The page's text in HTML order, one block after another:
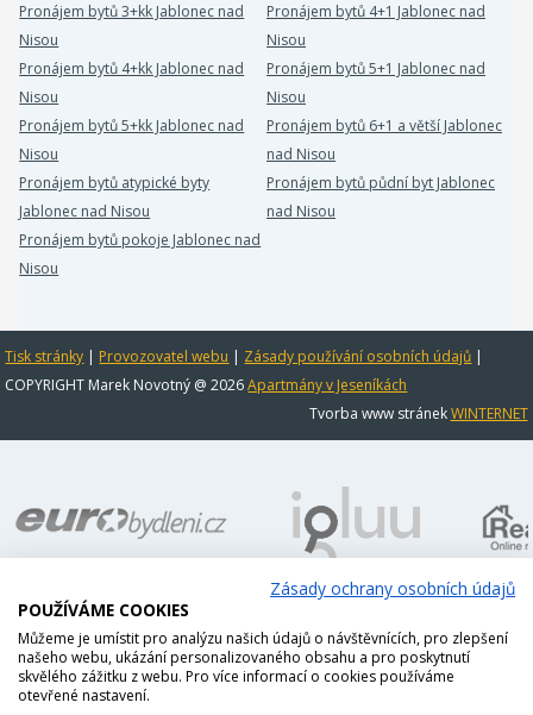
Pronájem bytů 3+kk Jablonec nad
Nisou
Pronájem bytů 4+1 Jablonec nad
Nisou
Pronájem bytů 4+kk Jablonec nad
Nisou
Pronájem bytů 5+1 Jablonec nad
Nisou
Pronájem bytů 5+kk Jablonec nad
Nisou
Pronájem bytů 6+1 a větší Jablonec
nad Nisou
Pronájem bytů atypické byty
Jablonec nad Nisou
Pronájem bytů půdní byt Jablonec
nad Nisou
Pronájem bytů pokoje Jablonec nad
Nisou
Tisk stránky | Provozovatel webu | Zásady používání osobních údajů |
COPYRIGHT Marek Novotný @ 2026Apartmány v Jeseníkách
Tvorba www stránekWINTERNET
Zásady ochrany osobních údajů
POUŽÍVÁME COOKIES
Můžeme je umístit pro analýzu našich údajů o návštěvnících, pro zlepšení
našeho webu, ukázání personalizovaného obsahu a pro poskytnutí
skvělého zážitku z webu. Pro více informací o cookies používáme
otevřené nastavení.